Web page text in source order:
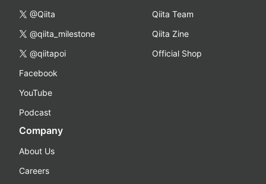
@Qiita
@qiita_milestone
@qiitapoi
Facebook
YouTube
Podcast
Qiita Team
Qiita Zine
Official Shop
Company
About Us
Careers